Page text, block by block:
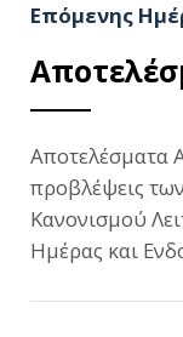
Επόμενης
Αποτελέσματα
προβλέψεις
Κανονισμού
Ημέρας και